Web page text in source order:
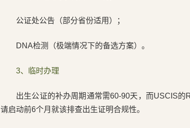
公证处公告（部分省份适用）；
DNA检测（极端情况下的备选方案）。
3、临时办理
出生公证的补办周期通常需60-90天，而USCIS
请启动前6个月就该排查出生证明合规性。